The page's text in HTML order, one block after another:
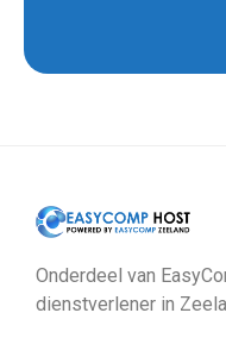
Onderdeel van
dienstverlener in